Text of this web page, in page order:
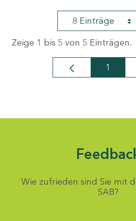
8 Einträge
Zeige 1 bis 5 von 5 Einträgen.
Seite
1
Wie zufrieden sind Sie mit
SAB?